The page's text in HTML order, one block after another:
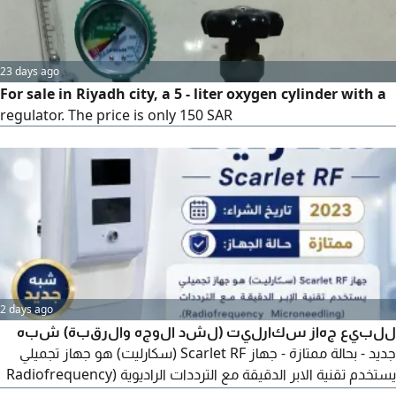
23 days ago
For sale in Riyadh city, a 5 - liter oxygen cylinder with a
regulator. The price is only 150 SAR
2 days ago
للبيع جهاز سكارليت (لشد الوجه والرقبة) شبه
جديد - بحالة ممتازة - جهاز Scarlet RF (سكارليت) هو جهاز تجميلي
يستخدم تقنية الابر الدقيقة مع الترددات الراديوية (Radiofrequency